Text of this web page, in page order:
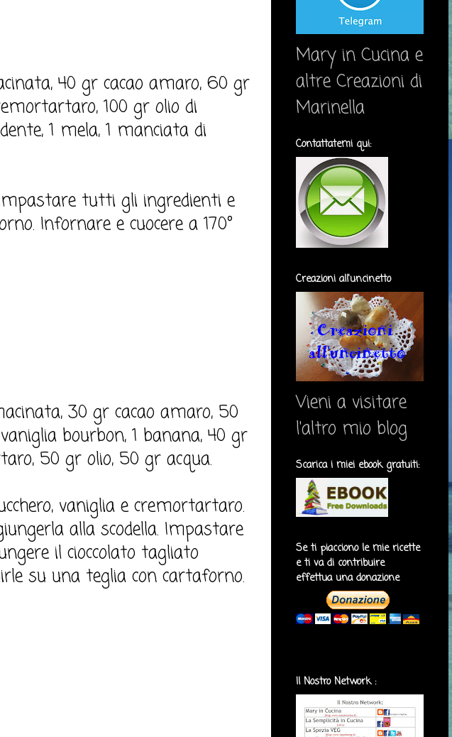
40 gr cacao amaro, 60 gr
100 gr olio di
1 mela, 1 manciata di
tutti gli ingredienti e
Infornare e cuocere a 170°
30 gr cacao amaro, 50
bourbon, 1 banana, 40 gr
50 gr olio, 50 gr acqua.
vaniglia e cremortartaro.
alla scodella. Impastare
il cioccolato tagliato
su una teglia con cartaforno.
Mary in Cucina e
altre Creazioni di
Marinella
Contattatemi qui:
Creazioni all'uncinetto
Vieni a visitare
l'altro mio blog
Scarica i miei ebook gratuiti:
Se ti piacciono le mie ricette
e ti va di contribuire
effettua una donazione
Il Nostro Network :